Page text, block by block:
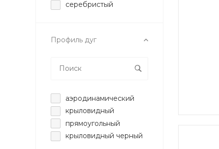
серебристый
Профиль дуг
аэродинамический
крыловидный
прямоугольный
крыловидный черный